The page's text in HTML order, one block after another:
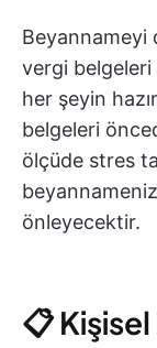
Beyannameyi
vergi
her şeyin
belgeleri
ölçüde stres
önleyecektir.
📋